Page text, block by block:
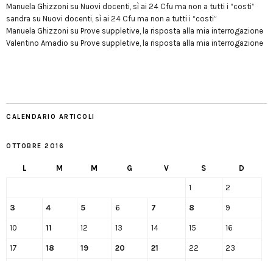
Manuela Ghizzoni su Nuovi docenti, sì ai 24 Cfu ma non a tutti i “costi”
sandra su Nuovi docenti, sì ai 24 Cfu ma non a tutti i “costi”
Manuela Ghizzoni su Prove suppletive, la risposta alla mia interrogazione
Valentino Amadio su Prove suppletive, la risposta alla mia interrogazione
CALENDARIO ARTICOLI
OTTOBRE 2016
L M M G V S D
1 2
3 4 5 6 7 8 9
10 11 12 13 14 15 16
17 18 19 20 21 22 23